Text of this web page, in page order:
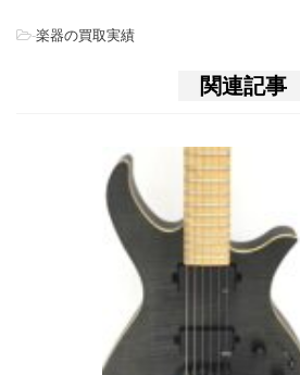
-楽器の買取実績
関連記事